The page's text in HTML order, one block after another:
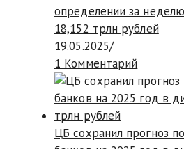
определении за
18,152 трлн рублей
19.05.2025/
1 Комментарий
ЦБ сохранил прогноз